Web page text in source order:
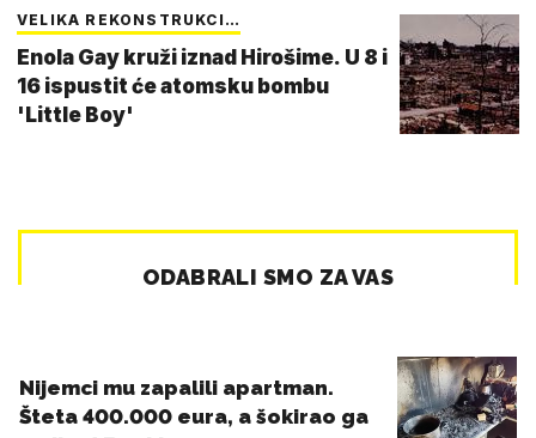
VELIKA REKONSTRUKCI…
Enola Gay kruži iznad Hirošime. U 8 i
16 ispustit će atomsku bombu
'Little Boy'